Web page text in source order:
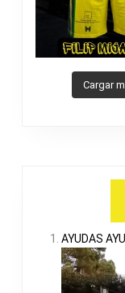
Cargar
AYUDAS